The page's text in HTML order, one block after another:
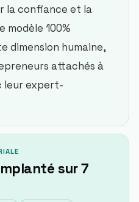
la confiance et la
modèle 100%
dimension humaine,
attachés à
leur expert-
sur7